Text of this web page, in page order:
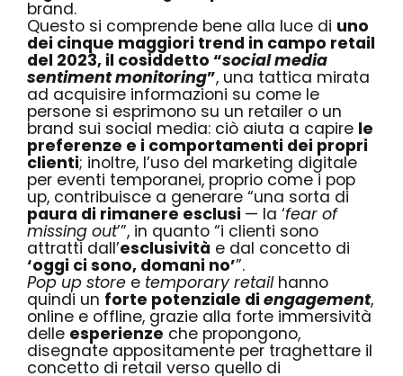
brand.
Questo si comprende bene alla luce di uno
dei cinque maggiori trend in campo retail
del 2023, il cosiddetto “social media
sentiment monitoring”, una tattica mirata
ad acquisire informazioni su come le
persone si esprimono su un retailer o un
brand sui social media: ciò aiuta a capire le
preferenze e i comportamenti dei propri
clienti; inoltre, l’uso del marketing digitale
per eventi temporanei, proprio come i pop
up, contribuisce a generare “una sorta di
paura di rimanere esclusi — la ‘fear of
missing out’”, in quanto “i clienti sono
attratti dall’esclusività e dal concetto di
‘oggi ci sono, domani no’”.
Pop up store e temporary retailhanno
quindi un forte potenziale di engagement,
online e offline, grazie alla forte immersività
delle esperienze che propongono,
disegnate appositamente per traghettare il
concetto di retail verso quello di